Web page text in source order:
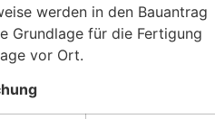
werden in den Bauantrag
Grundlage für die Fertigung
vor Ort.